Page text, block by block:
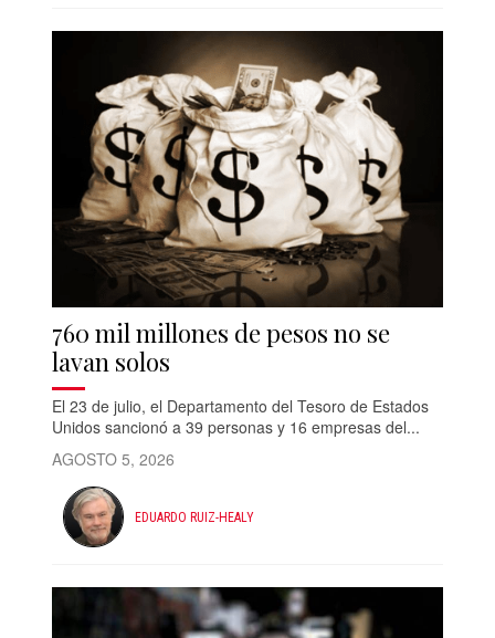
760 mil millones de pesos no se
lavan solos
El 23 de julio, el Departamento del Tesoro de Estados
Unidos sancionó a 39 personas y 16 empresas del...
AGOSTO 5, 2026
EDUARDO RUIZ-HEALY